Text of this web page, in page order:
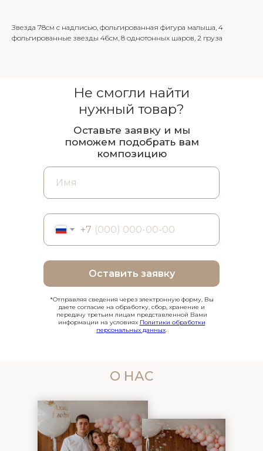
Звезда 78см с надписью, фольгированная фигура малыша, 4
фольгированные звезды 46см, 8 однотонных шаров, 2 груза
+7
Оставить заявку
Не смогли найти
нужный товар?
Оставьте заявку и мы
поможем подобрать вам
композицию
*Отправляя сведения через электронную форму, Вы
даете согласие на обработку, сбор, хранение и
передачу третьим лицам представленной Вами
информации на условиях Политики обработки
персональных данных.
О НАС